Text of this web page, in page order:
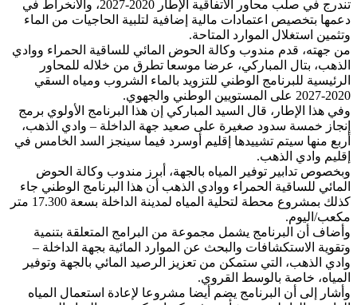
تندرج في صلب محاور الاتفاقية الإطار 2020-2027، والانخراط في
دعمها بتخصيص اعتمادات مالية إضافية لتلبية الحاجيات من الماء
وتثمين استغلال الموارد المتاحة.
من جهته، قدم مندوب وكالة الحوض المائي للساقية الحمراء ووادي
الذهب، بتال المباركي، عرضا موسعا تطرق من خلاله للمحاور
الرئيسية للبرنامج الوطني للتزويد بالماء الشروب ومياه السقي
2020-2027 على المستويين الوطني والجهوي.
وفي هذا الإطار، قال السيد المباركي إن هذا البرنامج الأولوي برمج
إنجاز خمسة سدود صغيرة على صعيد جهة الداخلة – وادي الذهب،
أربع منها سيتم تشييدها إقليم أوسرد فيما سينجز السد الخامس في
إقليم وادي الذهب.
وبخصوص تدابير توفير المياه بالجهة، أبرز مندوب وكالة الحوض
المائي للساقية الحمراء ووادي الذهب أن هذا البرنامج الوطني جاء
كذلك بمشروع محطة لتحلية المياه لمدينة الداخلة بسعة 17.300 متر
مكعب/اليوم.
وأضاف أن البرنامج يشمل مجموعة من البرامج المتعلقة بتنمية
وتقوية الاستكشافات والبحث عن الموارد المائية بجهة الداخلة –
وادي الذهب، التي ستمكن من تعزيز الرصيد المائي بالجهة وتوفير
المياه، خاصة بالوسط القروي.
وأشار إلى أن البرنامج يضم أيضا مشروعا لإعادة استعمال المياه